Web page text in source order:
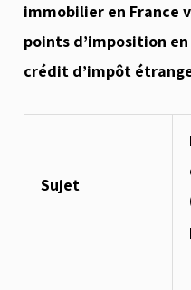
immobilier en France
points d’imposition
crédit d’impôt
Sujet